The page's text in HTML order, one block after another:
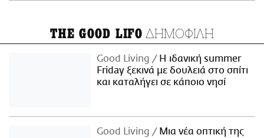
THE GOOD LIFO ΔΗΜΟΦΙΛΗ
Good Living
Η ιδανική summer
Friday ξεκινά με δουλειά στο σπίτι
και καταλήγει σε κάποιο νησί
Good Living
Μια νέα οπτική της